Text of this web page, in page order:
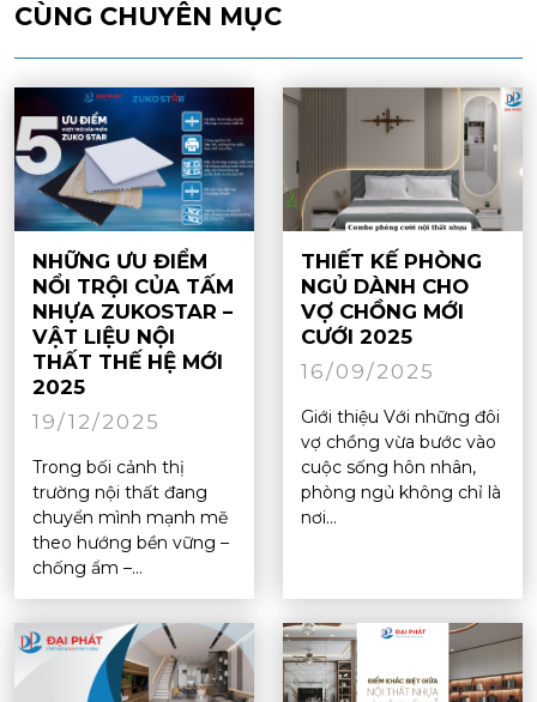
CÙNG CHUYÊN MỤC
NHỮNG ƯU ĐIỂM
NỔI TRỘI CỦA TẤM
NHỰA ZUKOSTAR –
VẬT LIỆU NỘI
THẤT THẾ HỆ MỚI
2025
19/12/2025
Trong bối cảnh thị
trường nội thất đang
chuyển mình mạnh mẽ
theo hướng bền vững –
chống ẩm –...
THIẾT KẾ PHÒNG
NGỦ DÀNH CHO
VỢ CHỒNG MỚI
CƯỚI 2025
16/09/2025
Giới thiệu Với những đôi
vợ chồng vừa bước vào
cuộc sống hôn nhân,
phòng ngủ không chỉ là
nơi...